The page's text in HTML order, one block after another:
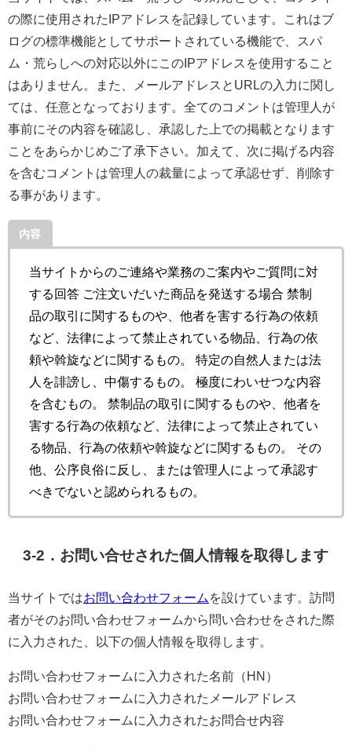
の際に使用されたIPアドレスを記録しています。これはブ
ログの標準機能としてサポートされている機能で、スパ
ム・荒らしへの対応以外にこのIPアドレスを使用すること
はありません。また、メールアドレスとURLの入力に関し
ては、任意となっております。全てのコメントは管理人が
事前にその内容を確認し、承認した上での掲載となります
ことをあらかじめご了承下さい。加えて、次に掲げる内容
を含むコメントは管理人の裁量によって承認せず、削除す
る事があります。
内容
当サイトからのご連絡や業務のご案内やご質問に対
する回答 ご注文いだいた商品を発送する場合 禁制
品の取引に関するものや、他者を害する行為の依頼
など、法律によって禁止されている物品、行為の依
頼や斡旋などに関するもの。 特定の自然人または法
人を誹謗し、中傷するもの。 極度にわいせつな内容
を含むもの。 禁制品の取引に関するものや、他者を
害する行為の依頼など、法律によって禁止されてい
る物品、行為の依頼や斡旋などに関するもの。 その
他、公序良俗に反し、または管理人によって承認す
べきでないと認められるもの。
3-2．お問い合せされた個人情報を取得します
当サイトではお問い合わせフォーム を設けています。訪問
者がそのお問い合わせフォームから問い合わせをされた際
に入力された、以下の個人情報を取得します。
お問い合わせフォームに入力された名前（HN）
お問い合わせフォームに入力されたメールアドレス
お問い合わせフォームに入力されたお問合せ内容